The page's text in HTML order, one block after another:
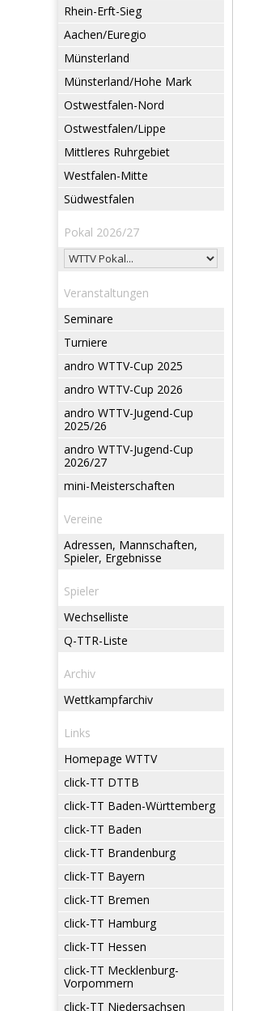
Rhein-Erft-Sieg
Aachen/Euregio
Münsterland
Münsterland/Hohe Mark
Ostwestfalen-Nord
Ostwestfalen/Lippe
Mittleres Ruhrgebiet
Westfalen-Mitte
Südwestfalen
Pokal 2026/27
Veranstaltungen
Seminare
Turniere
andro WTTV-Cup 2025
andro WTTV-Cup 2026
andro WTTV-Jugend-Cup
2025/26
andro WTTV-Jugend-Cup
2026/27
mini-Meisterschaften
Vereine
Adressen, Mannschaften,
Spieler, Ergebnisse
Spieler
Wechselliste
Q-TTR-Liste
Archiv
Wettkampfarchiv
Links
Homepage WTTV
click-TT DTTB
click-TT Baden-Württemberg
click-TT Baden
click-TT Brandenburg
click-TT Bayern
click-TT Bremen
click-TT Hamburg
click-TT Hessen
click-TT Mecklenburg-
Vorpommern
click-TT Niedersachsen